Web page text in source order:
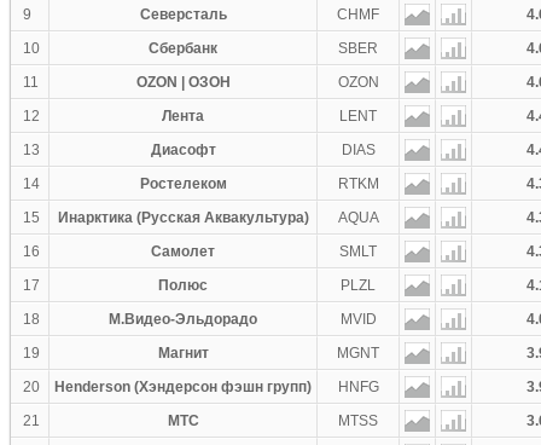
9
Северсталь CHMF
10
Сбербанк SBER
11
OZON | ОЗОН OZON
12
Лента LENT
13
Диасофт DIAS
14
Ростелеком RTKM
15
Инарктика (Русская Аквакультура) AQUA
16
Самолет SMLT
17
Полюс PLZL
18
М.Видео-Эльдорадо MVID
19
Магнит MGNT
20
Henderson (Хэндерсон фэшн групп) HNFG
21
МТС MTSS